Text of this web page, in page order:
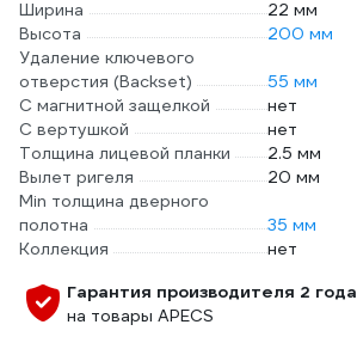
Ширина
22 мм
Высота
200 мм
Удаление ключевого
отверстия (Backset)
55 мм
С магнитной защелкой
нет
С вертушкой
нет
Толщина лицевой планки
2.5 мм
Вылет ригеля
20 мм
Min толщина дверного
полотна
35 мм
Коллекция
нет
Гарантия производителя 2 года
на товары APECS